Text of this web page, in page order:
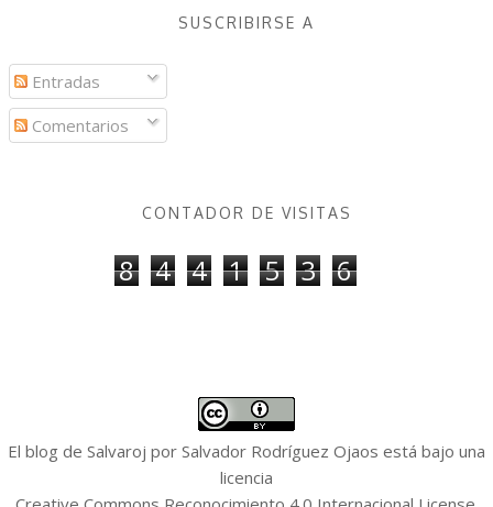
SUSCRIBIRSE A
Entradas
Comentarios
CONTADOR DE VISITAS
8 4 4 1 5 3 6
El blog de Salvaroj por Salvador Rodríguez Ojaos está bajo una
licencia